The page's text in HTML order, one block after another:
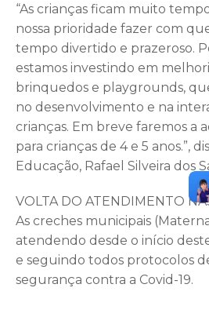
“As crianças ficam muito
nossa prioridade fazer com
tempo divertido e prazeroso.
estamos investindo em
brinquedos e playgrounds,
no desenvolvimento e na
crianças. Em breve faremos a
para crianças de 4 e 5 anos.”,
Educação, Rafael Silveira dos
VOLTA DO ATENDIMENTO
As creches municipais
atendendo desde o início
e seguindo todos protocolos
segurança contra a Covid-19.